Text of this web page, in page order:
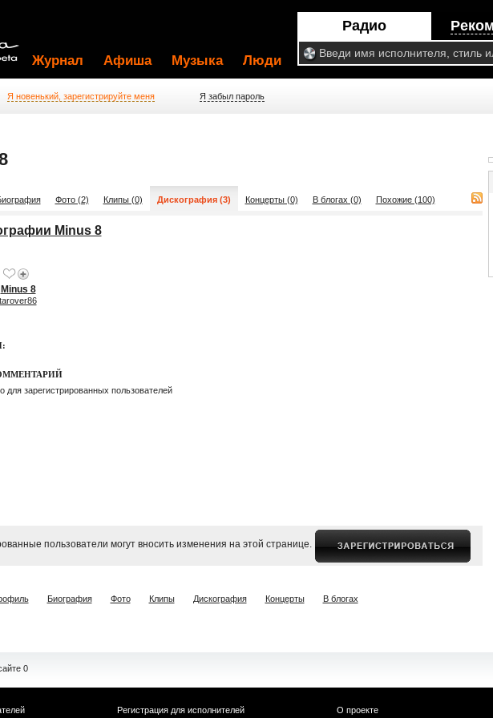
Радио
Журнал Афиша Музыка Люди
Я новенький, зарегистрируйте меня Я забыл пароль
Фото (2) Клипы (0) Дискография (3) Концерты (0) В блогах (0) Похожие (100)
Minus 8
Minus 8
для зарегистрированных пользователей
пользователи могут вносить изменения на этой странице.
Биография Фото Клипы Дискография Концерты В блогах
0
Регистрация для исполнителей
О проекте